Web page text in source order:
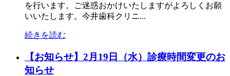
を行います。ご迷惑おかけいたしますがよろしくお願
いいたします。今井歯科クリニ...
続きを読む
【お知らせ】2月19日（水）診療時間変更のお
知らせ